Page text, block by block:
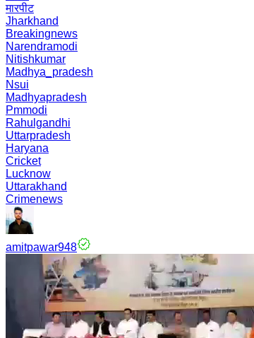
मारपीट
Jharkhand
Breakingnews
Narendramodi
Nitishkumar
Madhya_pradesh
Nsui
Madhyapradesh
Pmmodi
Rahulgandhi
Uttarpradesh
Haryana
Cricket
Lucknow
Uttarakhand
Crimenews
amitpawar948